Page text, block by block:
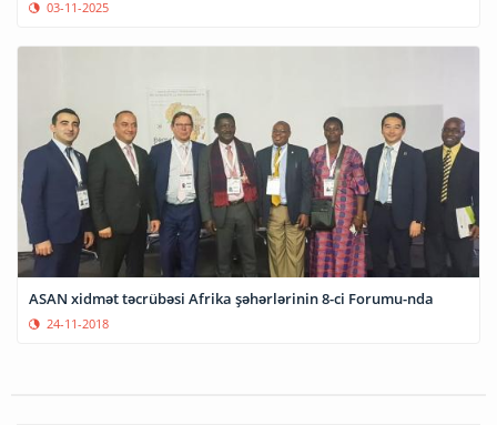
03-11-2025
ASAN xidmət təcrübəsi Afrika şəhərlərinin 8-ci Forumu-nda
24-11-2018